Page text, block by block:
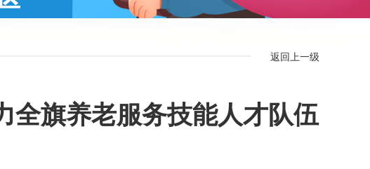
返回上一级
全旗养老服务技能人才队伍